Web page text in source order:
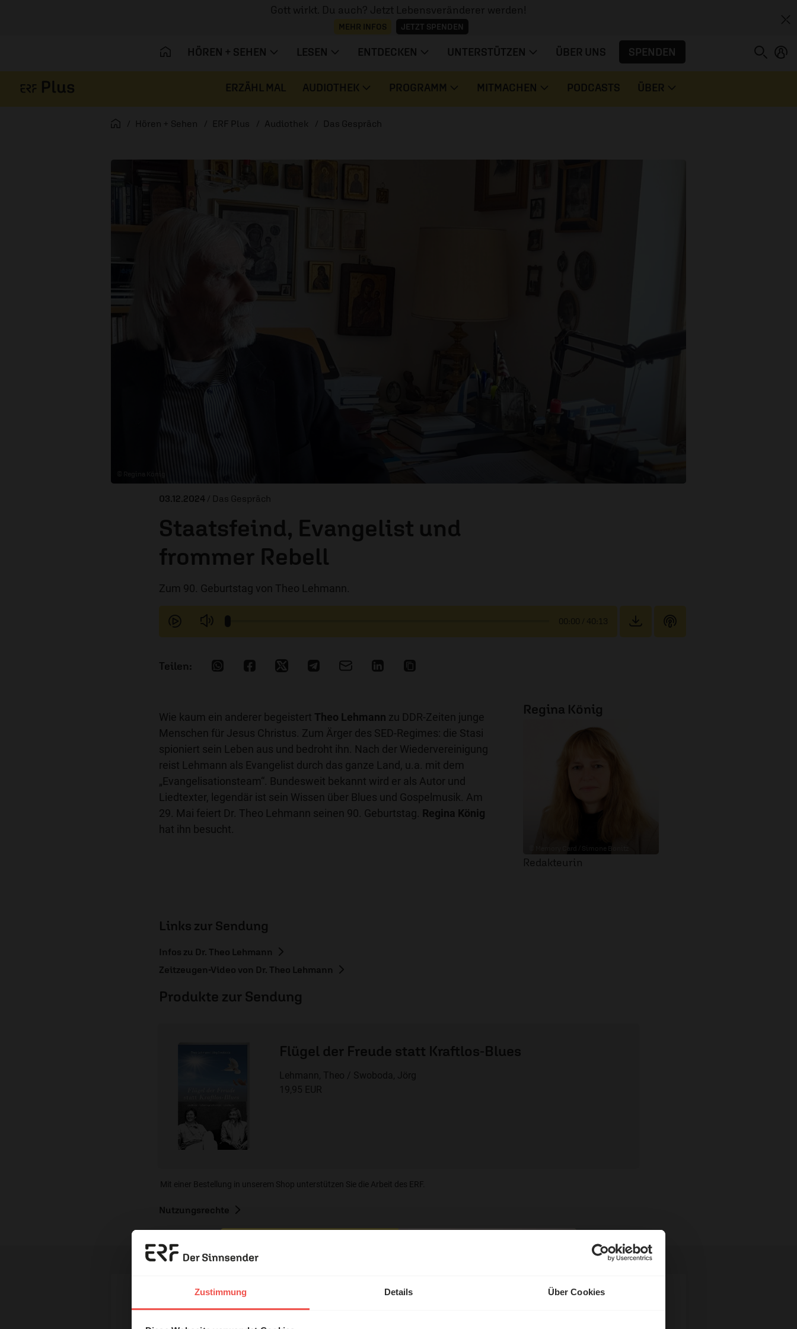
Zustimmung Details Über Cookies
Gott wirkt. Du auch? Jetzt Lebensveränderer werden!
MEHR INFOS JETZT SPENDEN
HÖREN + SEHEN LESEN ENTDECKEN UNTERSTÜTZEN ÜBER UNS SPENDEN
ERZÄHL MAL AUDIOTHEK PROGRAMM MITMACHEN PODCASTS ÜBER
Startseite
Hören + Sehen ERF Plus Audiothek Das Gespräch
03.12.2024 / Das Gespräch
Staatsfeind, Evangelist und
frommer Rebell
Zum 90. Geburtstag von Theo Lehmann.
00:00 / 40:13
Wie kaum ein anderer begeistert Theo Lehmann zu DDR-Zeiten junge
Menschen für Jesus Christus. Zum Ärger des SED-Regimes: die Stasi
spioniert sein Leben aus und bedroht ihn. Nach der Wiedervereinigung
reist Lehmann als Evangelist durch das ganze Land, u.a. mit dem
„Evangelisationsteam“. Bundesweit bekannt wird er als Autor und
Liedtexter, legendär ist sein Wissen über Blues und Gospelmusik. Am
29. Mai feiert Dr. Theo Lehmann seinen 90. Geburtstag. Regina König
hat ihn besucht.
Regina König
Redakteurin
Links zur Sendung
Infos zu Dr. Theo Lehmann
Zeitzeugen-Video von Dr. Theo Lehmann
Produkte zur Sendung
Flügel der Freude statt Kraftlos-Blues
Lehmann, Theo / Swoboda, Jörg
19,95 EUR
Mit einer Bestellung in unserem Shop unterstützen Sie die Arbeit des ERF.
Nutzungsrechte
Ihr Kommentar
Erzähl mal!
Das erleben unsere Hörerinnen
und Hörer mit Gott ...